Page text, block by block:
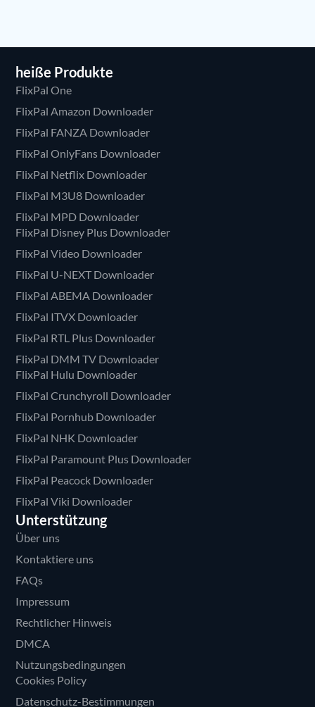
heiße Produkte
FlixPal One
FlixPal Amazon Downloader
FlixPal FANZA Downloader
FlixPal OnlyFans Downloader
FlixPal Netflix Downloader
FlixPal M3U8 Downloader
FlixPal MPD Downloader
FlixPal Disney Plus Downloader
FlixPal Video Downloader
FlixPal U-NEXT Downloader
FlixPal ABEMA Downloader
FlixPal ITVX Downloader
FlixPal RTL Plus Downloader
FlixPal DMM TV Downloader
FlixPal Hulu Downloader
FlixPal Crunchyroll Downloader
FlixPal Pornhub Downloader
FlixPal NHK Downloader
FlixPal Paramount Plus Downloader
FlixPal Peacock Downloader
FlixPal Viki Downloader
Unterstützung
Über uns
Kontaktiere uns
FAQs
Impressum
Rechtlicher Hinweis
DMCA
Nutzungsbedingungen
Cookies Policy
Datenschutz-Bestimmungen